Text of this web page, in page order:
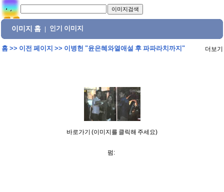
이미지 홈 인기 이미지
홈>> 이전 페이지 >> 이병헌 "윤은혜와열애설 후 파파라치까지" 더보기
바로가기 (이미지를 클릭해 주세요)
펌: